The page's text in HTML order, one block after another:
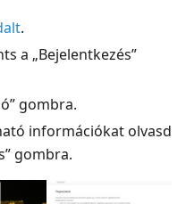
.
a „Bejelentkezés”
gombra.
információkat olvasd
gombra.